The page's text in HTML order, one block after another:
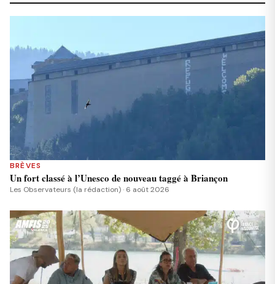
BRÈVES
Un fort classé à l’Unesco de nouveau taggé à Briançon
Les Observateurs (la rédaction) · 6 août 2026